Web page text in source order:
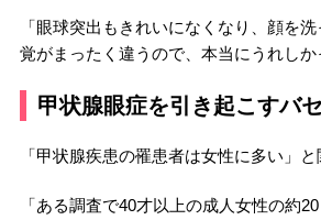
「眼球突出もきれいになくなり、顔を
覚がまったく違うので、本当にうれしか
甲状腺眼症を引き起こすバ
「甲状腺疾患の罹患者は女性に多い」と
「ある調査で40才以上の成人女性の約